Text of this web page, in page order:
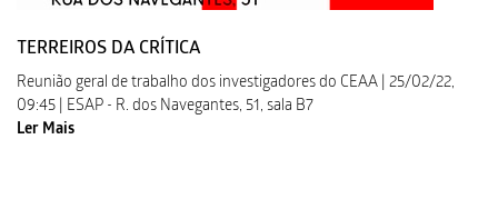
TERREIROS DA CRÍTICA
Reunião geral de trabalho dos investigadores do CEAA | 25/02/22,
09:45 | ESAP - R. dos Navegantes, 51, sala B7
Ler Mais